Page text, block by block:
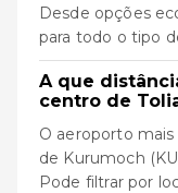
Desde opções
para todo o tipo
A que
centro de
O aeroporto
de Kurumoch
Pode filtrar por